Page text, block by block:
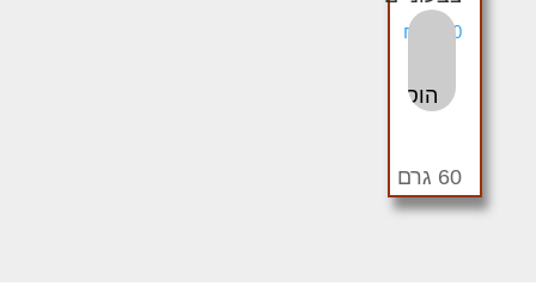
₪ 22.00
הוספה לסל
60 גרם